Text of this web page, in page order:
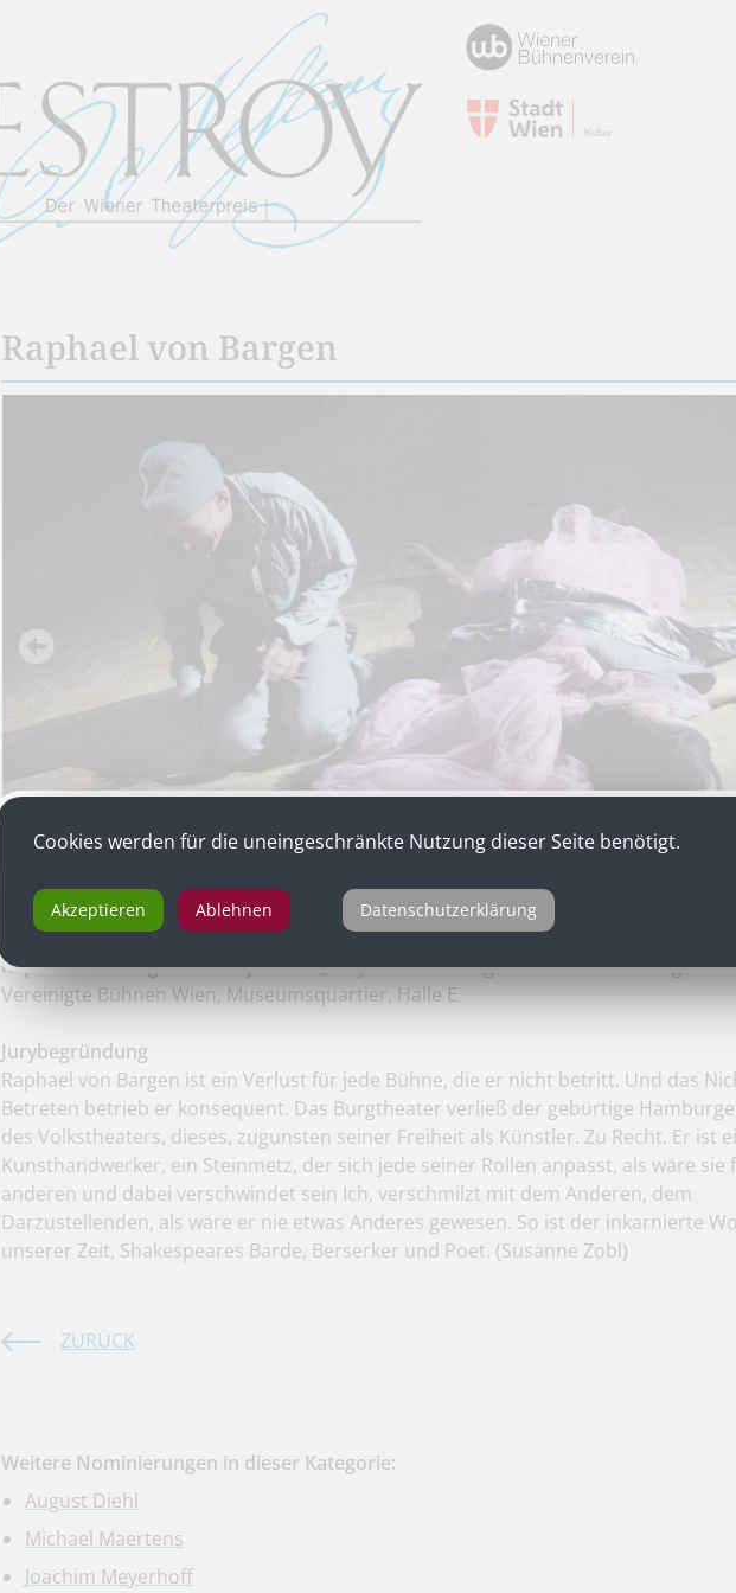
Raphael von Bargen
Raphael von Bargenals Woyzeck in „Woyzeck & The Tiger Lillies“ nach Georg
Vereinigte Bühnen Wien, Museumsquartier, Halle E
Jurybegründung
Raphael von Bargen ist ein Verlust für jede Bühne, die er nicht betritt. Und das
Betreten betrieb er konsequent. Das Burgtheater verließ der gebürtige
des Volkstheaters, dieses, zugunsten seiner Freiheit als Künstler. Zu Recht. Er ist
Kunsthandwerker, ein Steinmetz, der sich jede seiner Rollen anpasst, als wäre sie
anderen und dabei verschwindet sein Ich, verschmilzt mit dem Anderen, dem
Darzustellenden, als wäre er nie etwas Anderes gewesen. So ist der inkarnierte
unserer Zeit, Shakespeares Barde, Berserker und Poet. (Susanne Zobl)
ZURÜCK
Weitere Nominierungen in dieser Kategorie:
August Diehl
Michael Maertens
Joachim Meyerhoff
Cookies werden für die uneingeschränkte Nutzung dieser Seite benötigt.
Akzeptieren Ablehnen Datenschutzerklärung